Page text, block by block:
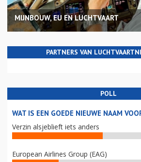
MIJNBOUW, EU EN LUCHTVAART
PARTNERS VAN
POLL
WAT IS EEN GOEDE NIEUWE NAAM
Verzin alsjeblieft iets anders
European Airlines Group (EAG)